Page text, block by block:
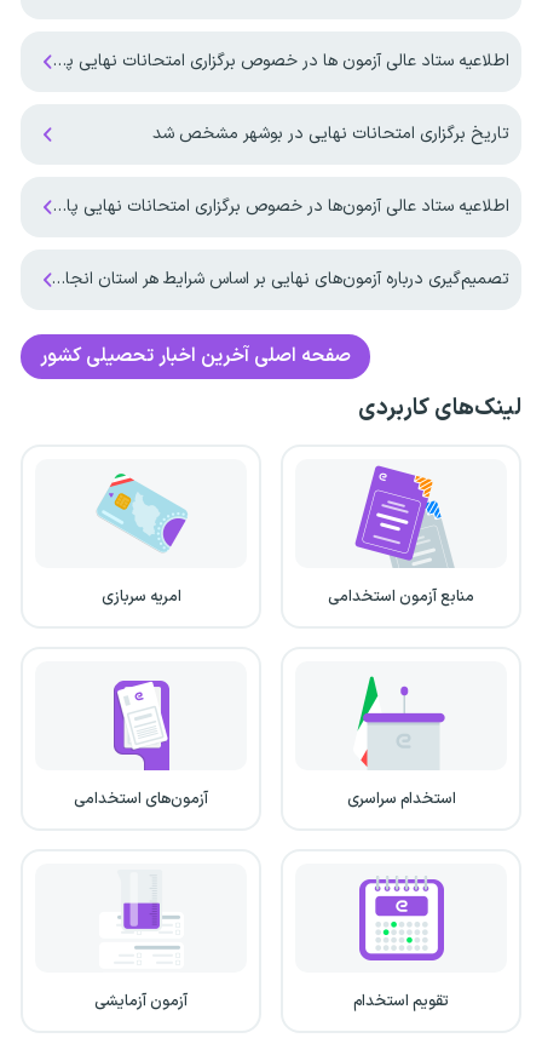
اطلاعیه ستاد عالی آزمون ها در خصوص برگزاری امتحانات نهایی پایه یازدهم و پایه دوازدهم
تاریخ برگزاری امتحانات نهایی در بوشهر مشخص شد
اطلاعیه ستاد عالی آزمون‌ها در خصوص برگزاری امتحانات نهایی پایه دوازدهم
تصمیم‌گیری درباره آزمون‌های نهایی بر اساس شرایط هر استان انجام می‌شود
صفحه اصلی آخرین اخبار تحصیلی کشور
لینک‌های کاربردی
منابع آزمون استخدامی امریه سربازی
استخدام سراسری آزمون‌های استخدامی
تقویم استخدام آزمون آزمایشی